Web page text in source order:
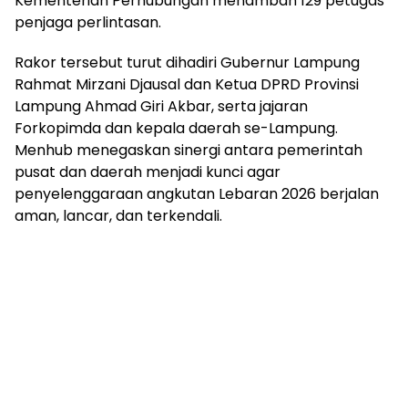
penjaga perlintasan.
Rakor tersebut turut dihadiri Gubernur Lampung
Rahmat Mirzani Djausal dan Ketua DPRD Provinsi
Lampung Ahmad Giri Akbar, serta jajaran
Forkopimda dan kepala daerah se-Lampung.
Menhub menegaskan sinergi antara pemerintah
pusat dan daerah menjadi kunci agar
penyelenggaraan angkutan Lebaran 2026 berjalan
aman, lancar, dan terkendali.